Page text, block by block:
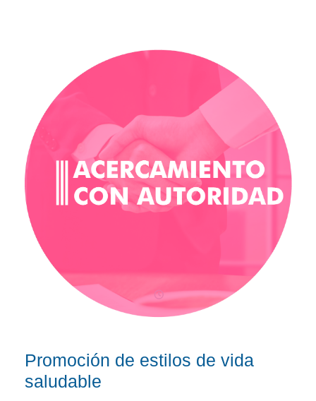
Promoción de estilos de vida
saludable